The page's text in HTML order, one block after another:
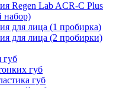
Regen Lab ACR-C Plus
набор)
для лица (1 пробирка)
для лица (2 пробирки)
губ
губ
губ